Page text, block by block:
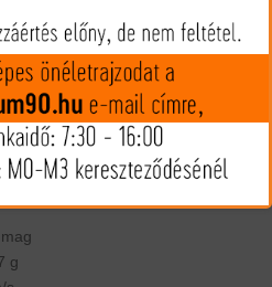
lövéseknél. Találatkor a lövedék
és hatékony energiaátadást
gyors expandáció rendkívüli
a vad húsát megóvja a
szigorú minőségellenőrzés és a
a kiemelkedő pontosságot és
g